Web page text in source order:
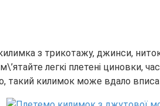
з трикотажу, джинси,
легкі плетені циновки,
такий килимок може вдало